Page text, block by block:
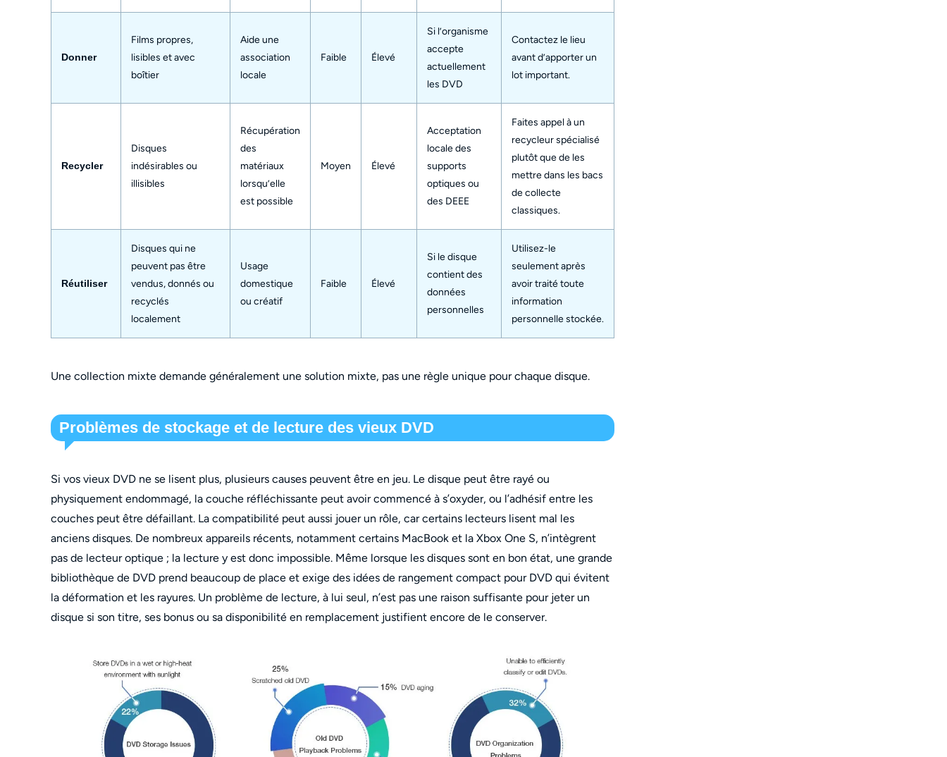
Donner
Films propres,
lisibles et avec
boîtier
Aide une
association
locale
Faible Élevé
Si l’organisme
accepte
actuellement
les DVD
Contactez le lieu
avant d’apporter un
lot important.
Recycler
Disques
indésirables ou
illisibles
Récupération
des
matériaux
lorsqu’elle
est possible
Moyen Élevé
Acceptation
locale des
supports
optiques ou
des DEEE
Faites appel à un
recycleur spécialisé
plutôt que de les
mettre dans les bacs
de collecte
classiques.
Réutiliser
Disques qui ne
peuvent pas être
vendus, donnés ou
recyclés
localement
Usage
domestique
ou créatif
Faible Élevé
Si le disque
contient des
données
personnelles
Utilisez-le
seulement après
avoir traité toute
information
personnelle stockée.
Une collection mixte demande généralement une solution mixte, pas une règle unique pour chaque disque.
Problèmes de stockage et de lecture des vieux DVD
Si vos vieux DVD ne se lisent plus, plusieurs causes peuvent être en jeu. Le disque peut être rayé ou
physiquement endommagé, la couche réfléchissante peut avoir commencé à s’oxyder, ou l’adhésif entre les
couches peut être défaillant. La compatibilité peut aussi jouer un rôle, car certains lecteurs lisent mal les
anciens disques. De nombreux appareils récents, notamment certains MacBook et la Xbox One S, n’intègrent
pas de lecteur optique ; la lecture y est donc impossible. Même lorsque les disques sont en bon état, une grande
bibliothèque de DVD prend beaucoup de place et exige des idées de rangement compact pour DVD qui évitent
la déformation et les rayures. Un problème de lecture, à lui seul, n’est pas une raison suffisante pour jeter un
disque si son titre, ses bonus ou sa disponibilité en remplacement justifient encore de le conserver.